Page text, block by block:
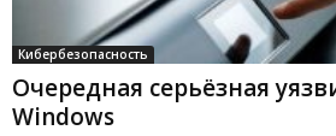
Кибербезопасность
Очередная серьёзная
Windows